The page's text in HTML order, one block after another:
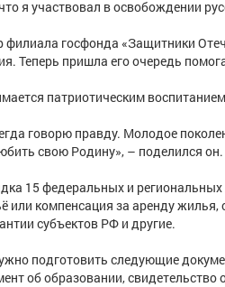
я участвовал в освобождении
госфонда «Защитники
Теперь пришла его очередь
патриотическим
говорю правду. Молодое
свою Родину», – поделился он.
15 федеральных и региональных
или компенсация за аренду
субъектов РФ и другие.
подготовить следующие
об образовании, свидетельство